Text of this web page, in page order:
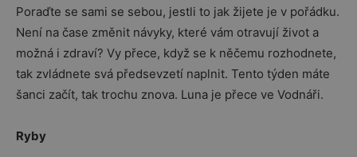
Poraďte se sami se sebou, jestli to jak žijete je v pořádku.
Není na čase změnit návyky, které vám otravují život a
možná i zdraví? Vy přece, když se k něčemu rozhodnete,
tak zvládnete svá předsevzetí naplnit. Tento týden máte
šanci začít, tak trochu znova. Luna je přece ve Vodnáři.
Ryby